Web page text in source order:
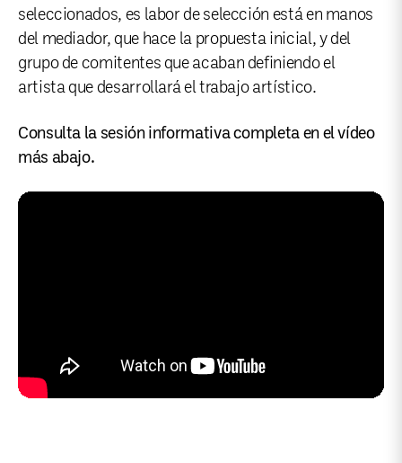
seleccionados, es labor de selección está en manos
del mediador, que hace la propuesta inicial, y del
grupo de comitentes que acaban definiendo el
artista que desarrollará el trabajo artístico.
Consulta la sesión informativa completa en el vídeo
más abajo.